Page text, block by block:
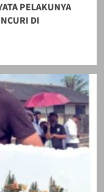
PELAKUNYA
DI